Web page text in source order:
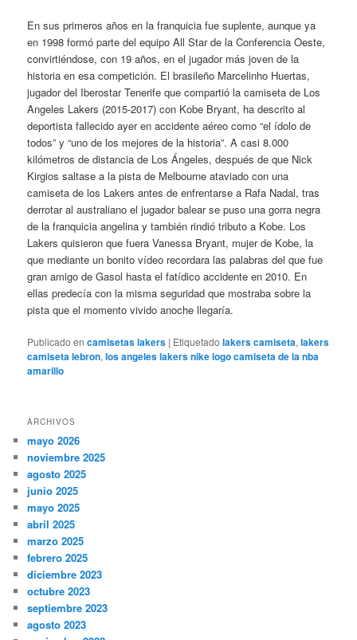
En sus primeros años en la franquicia fue suplente, aunque ya
en 1998 formó parte del equipo All Star de la Conferencia Oeste,
convirtiéndose, con 19 años, en el jugador más joven de la
historia en esa competición. El brasileño Marcelinho Huertas,
jugador del Iberostar Tenerife que compartió la camiseta de Los
Angeles Lakers (2015-2017) con Kobe Bryant, ha descrito al
deportista fallecido ayer en accidente aéreo como “el ídolo de
todos” y “uno de los mejores de la historia”. A casi 8.000
kilómetros de distancia de Los Ángeles, después de que Nick
Kirgios saltase a la pista de Melbourne ataviado con una
camiseta de los Lakers antes de enfrentarse a Rafa Nadal, tras
derrotar al australiano el jugador balear se puso una gorra negra
de la franquicia angelina y también rindió tributo a Kobe. Los
Lakers quisieron que fuera Vanessa Bryant, mujer de Kobe, la
que mediante un bonito vídeo recordara las palabras del que fue
gran amigo de Gasol hasta el fatídico accidente en 2010. En
ellas predecía con la misma seguridad que mostraba sobre la
pista que el momento vivido anoche llegaría.
Publicado en camisetas lakers | Etiquetado lakers camiseta,lakers
camiseta lebron,los angeles lakers nike logo camiseta de la nba
amarillo
ARCHIVOS
mayo 2026
noviembre 2025
agosto 2025
junio 2025
mayo 2025
abril 2025
marzo 2025
febrero 2025
diciembre 2023
octubre 2023
septiembre 2023
agosto 2023